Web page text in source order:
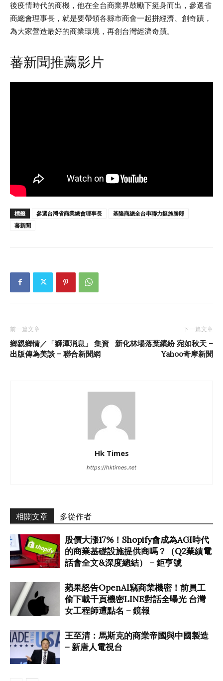
後疫情時代的商機，他在全台商業界鼓勵下挺身而出，參選省
商總會理事長，就是要帶領各縣市商會一起拼經濟、創奇蹟，
為大家營造最好的商業環境，再創台灣經濟奇蹟。
蕃新聞推薦影片
標籤 參選台灣省商業總會理事長
基隆商總全台串聯力挺施勝郎
蕃新聞
前一篇文章
鄉親鄉情／「獅潭消息」 集資
出版傳為美談 – 聯合新聞網
下一篇文章
新化林場落葉繽紛 宛如秋天 –
Yahoo奇摩新聞
Hk Times
https://hktimes.net
相關文章 多從作者
股價大漲17%！Shopify會成為AGI時代
的商業基礎設施提供商嗎？（Q2業績電
話會全文&深度總結） – 鉅亨號
蘋果怒告OpenAI竊商業機密！前員工
偷下載千頁機密LINE對話全曝光 台灣
女工程師遭點名 – 鏡報
王至清：馬斯克的商業帝國與中國製造
– 新唐人電視台